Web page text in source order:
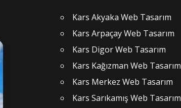
Kars Akyaka Web Tasarım
Kars Arpaçay Web Tasarım
Kars Digor Web Tasarım
Kars Kağızman Web Tasarım
Kars Merkez Web Tasarım
Kars Sarıkamış Web Tasarım